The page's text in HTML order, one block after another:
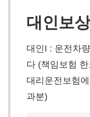
대인보상
대인I : 운전차
다 (책임보험
대리운전보험
과분)